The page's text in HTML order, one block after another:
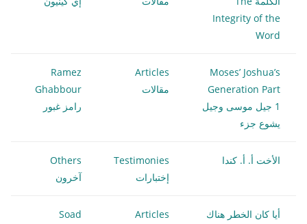
Integrity of the
Word
Moses’ Joshua’s
Generation Part
1 جيل موسى وجيل
يشوع جزء
Articles
مقالات
Ramez
Ghabbour
رامز غبور
الأخت أ. أ. كندا
Testimonies
إختبارات
Others
آخرون
أيا كان الخطر هناك
Articles
Soad